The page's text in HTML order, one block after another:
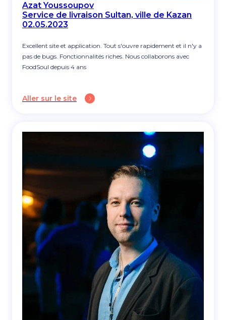
Azat Youssoupov
Service de livraison Sultan, ville de Kazan
02.05.2023
Excellent site et application. Tout s'ouvre rapidement et il n'y a
pas de bugs. Fonctionnalités riches. Nous collaborons avec
FoodSoul depuis 4 ans
Aller sur le site